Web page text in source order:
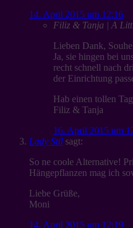
14. April 2015 um 12:16
Filiz & Tanja | A
Lieben Dank,
Ja, sie hingen bei
recht schnell nach
der Einrichtung
Hab einen tollen
Filiz & Tanja
16. April 2015 um
Lady Stil sagt:
So ne coole Alternative!
Hängepflanzen mag ich
Liebe Grüße,
Moni
14. April 2015 um 12:19